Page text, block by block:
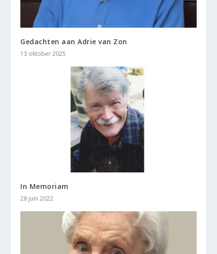
Gedachten aan Adrie van Zon
13 oktober 2025
In Memoriam
28 juni 2022